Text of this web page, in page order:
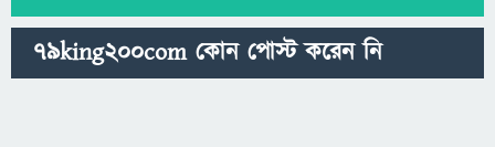
79king200com কোন পোস্ট করেন নি